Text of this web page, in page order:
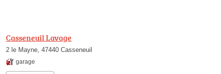
Casseneuil Lavage
2 le Mayne, 47440 Casseneuil
garage